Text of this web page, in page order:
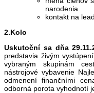
narodenia.
kontakt na
2.Kolo
Uskutoční sa dňa
predstavia živým
vybraným skupinám
nástrojové vybavenie
odmenení finančními
odborná porota vyhodnotí